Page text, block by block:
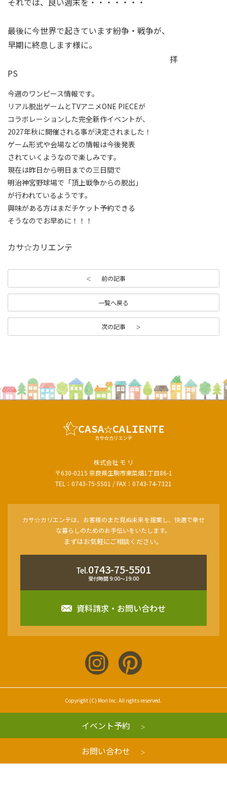
最後に今世界で起きています紛争・戦争が、
早期に終息します様に。
拝
PS
今週のワンピース情報です。
リアル脱出ゲームとTVアニメONE PIECEが
コラボレーションした完全新作イベントが、
2027年秋に開催される事が決定されました！
ゲーム形式や会場などの情報は今後発表
されていくようなので楽しみです。
現在は昨日から明日までの三日間で
明治神宮野球場で「頂上戦争からの脱出」
が行われているようです。
興味がある方はまだチケット予約できる
そうなのでお早めに！！！
カサ☆カリエンテ
前の記事
一覧へ戻る
次の記事
株式会社 モ リ
〒630-0215 奈良県生駒市東菜畑1丁目86-1
TEL：0743-75-5501 / FAX：0743-74-7321
カサ☆カリエンテは、お客様のまだ見ぬ未来を提案し、快適で幸せ
な暮らしのためのお手伝いをいたします。
まずはお気軽にご相談ください。
Tel.0743-75-5501
受付時間 9:00〜19:00
資料請求・お問い合わせ
Copyright (C) Mori Inc. All rights reserved.
イベント予約
お問い合わせ